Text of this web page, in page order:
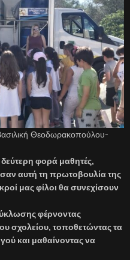
Θεοδωρακοπούλου-
φορά μαθητές,
αυτή τη πρωτοβουλία της
μας φίλοι θα συνεχίσουν
φέρνοντας
σχολείου, τοποθετώντας τα
και μαθαίνοντας να